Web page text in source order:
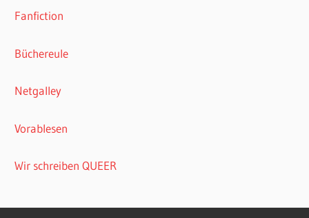
Fanfiction
Büchereule
Netgalley
Vorablesen
Wir schreiben QUEER